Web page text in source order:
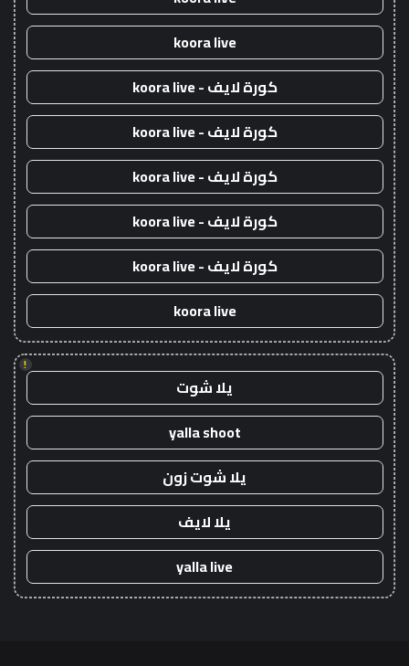
koora live
كورة لايف - koora live
كورة لايف - koora live
كورة لايف - koora live
كورة لايف - koora live
كورة لايف - koora live
koora live
!
يلا شوت
yalla shoot
يلا شوت زون
يلا لايف
yalla live